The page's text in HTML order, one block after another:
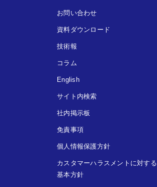
お問い合わせ
資料ダウンロード
技術報
コラム
English
サイト内検索
社内掲示板
免責事項
個人情報保護方針
カスタマーハラスメントに対する
基本方針